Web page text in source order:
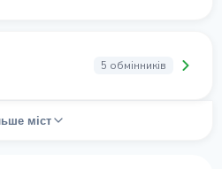
5 обмінників
міст